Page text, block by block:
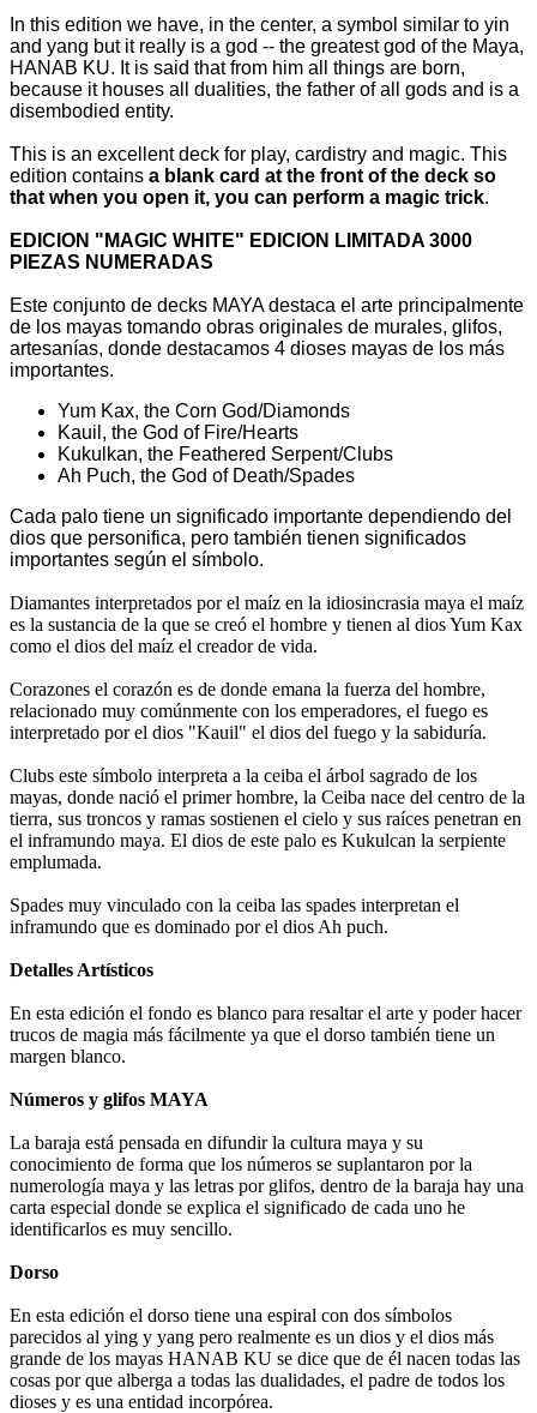
In this edition we have, in the center, a symbol similar to yin
and yang but it really is a god -- the greatest god of the Maya,
HANAB KU. It is said that from him all things are born,
because it houses all dualities, the father of all gods and is a
disembodied entity.
This is an excellent deck for play, cardistry and magic. This
edition contains a blank card at the front of the deck so
that when you open it, you can perform a magic trick.
EDICION "MAGIC WHITE" EDICION LIMITADA 3000
PIEZAS NUMERADAS
Este conjunto de decks MAYA destaca el arte principalmente
de los mayas tomando obras originales de murales, glifos,
artesanías, donde destacamos 4 dioses mayas de los más
importantes.
Yum Kax, the Corn God/Diamonds
Kauil, the God of Fire/Hearts
Kukulkan, the Feathered Serpent/Clubs
Ah Puch, the God of Death/Spades
Cada palo tiene un significado importante dependiendo del
dios que personifica, pero también tienen significados
importantes según el símbolo.
Diamantes interpretados por el maíz en la idiosincrasia maya el maíz
es la sustancia de la que se creó el hombre y tienen al dios Yum Kax
como el dios del maíz el creador de vida.
Corazones el corazón es de donde emana la fuerza del hombre,
relacionado muy comúnmente con los emperadores, el fuego es
interpretado por el dios "Kauil" el dios del fuego y la sabiduría.
Clubs este símbolo interpreta a la ceiba el árbol sagrado de los
mayas, donde nació el primer hombre, la Ceiba nace del centro de la
tierra, sus troncos y ramas sostienen el cielo y sus raíces penetran en
el inframundo maya. El dios de este palo es Kukulcan la serpiente
emplumada.
Spades muy vinculado con la ceiba las spades interpretan el
inframundo que es dominado por el dios Ah puch.
Detalles Artísticos
En esta edición el fondo es blanco para resaltar el arte y poder hacer
trucos de magia más fácilmente ya que el dorso también tiene un
margen blanco.
Números y glifos MAYA
La baraja está pensada en difundir la cultura maya y su
conocimiento de forma que los números se suplantaron por la
numerología maya y las letras por glifos, dentro de la baraja hay una
carta especial donde se explica el significado de cada uno he
identificarlos es muy sencillo.
Dorso
En esta edición el dorso tiene una espiral con dos símbolos
parecidos al ying y yang pero realmente es un dios y el dios más
grande de los mayas HANAB KU se dice que de él nacen todas las
cosas por que alberga a todas las dualidades, el padre de todos los
dioses y es una entidad incorpórea.